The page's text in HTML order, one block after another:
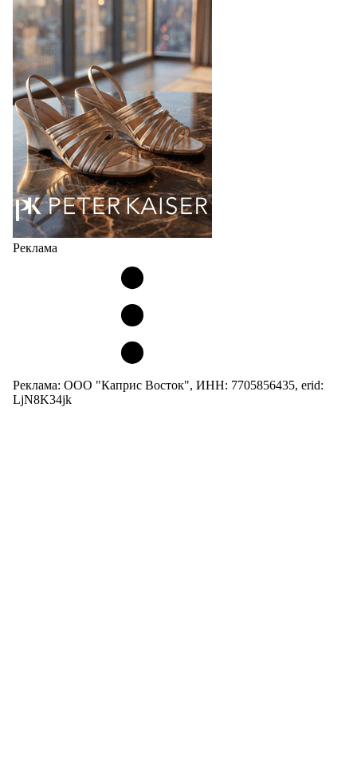
Популярный силуэт бренда,1999 года выпуска,
соответствует сегодняшнему тренду на
сникерины (гибридный вариант балеток и
кроссовок обтекаемой формы и с тонкой подошвой).
Но в модели Miu Miu Bubble присутствует еще и…
05.08.2026 4888
Реклама
Реклама: ООО "Каприс Восток", ИНН: 7705856435, erid:
LjN8K34jk